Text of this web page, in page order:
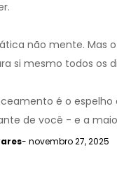
não mente. Mas o
si mesmo todos os
é o espelho
de você - e a
- novembro 27, 2025